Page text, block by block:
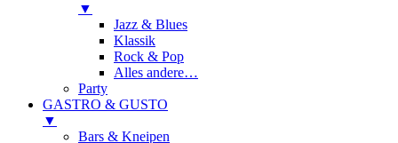
▼
Jazz & Blues
Klassik
Rock & Pop
Alles andere…
Party
GASTRO & GUSTO
▼
Bars & Kneipen